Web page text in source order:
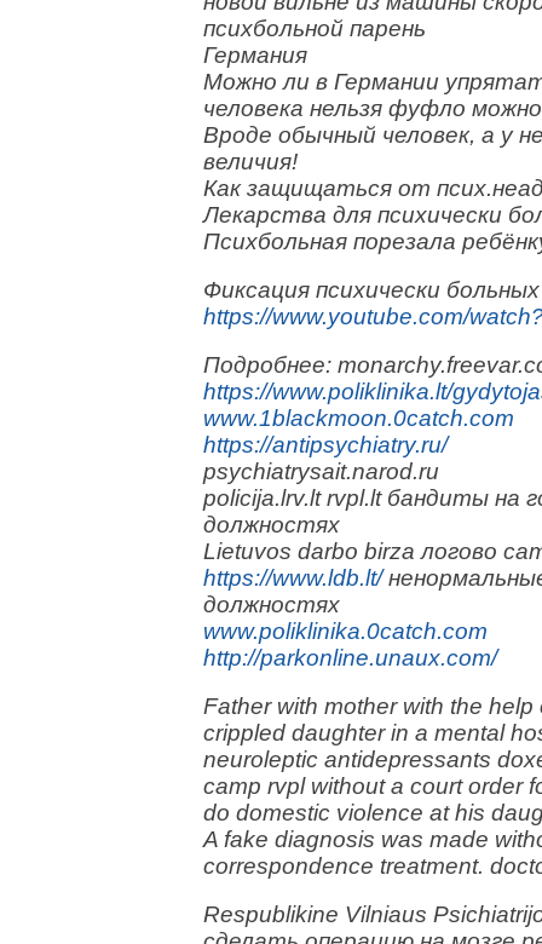
психбольной парень
Германия
Можно ли в Германии
человека нельзя фуфло можно
Вроде обычный человек, а у
величия!
Как защищаться от
Лекарства для психически
Психбольная порезала
Фиксация психически
https://www.youtube.com/
Подробнее:
https://www.poliklinika.lt/
www.1blackmoon.0catch.com
https://antipsychiatry.ru/
psychiatrysait.narod.ru
policija.lrv.lt rvpl.lt бандиты на
должностях
Lietuvos darbo birza логово
https://www.ldb.lt/
должностях
www.poliklinika.0catch.com
http://parkonline.unaux.com/
Father with mother with the
crippled daughter in a mental
neuroleptic antidepressants
camp rvpl without a court order
do domestic violence at his
A fake diagnosis was made
correspondence treatment.
Respublikine Vilniaus